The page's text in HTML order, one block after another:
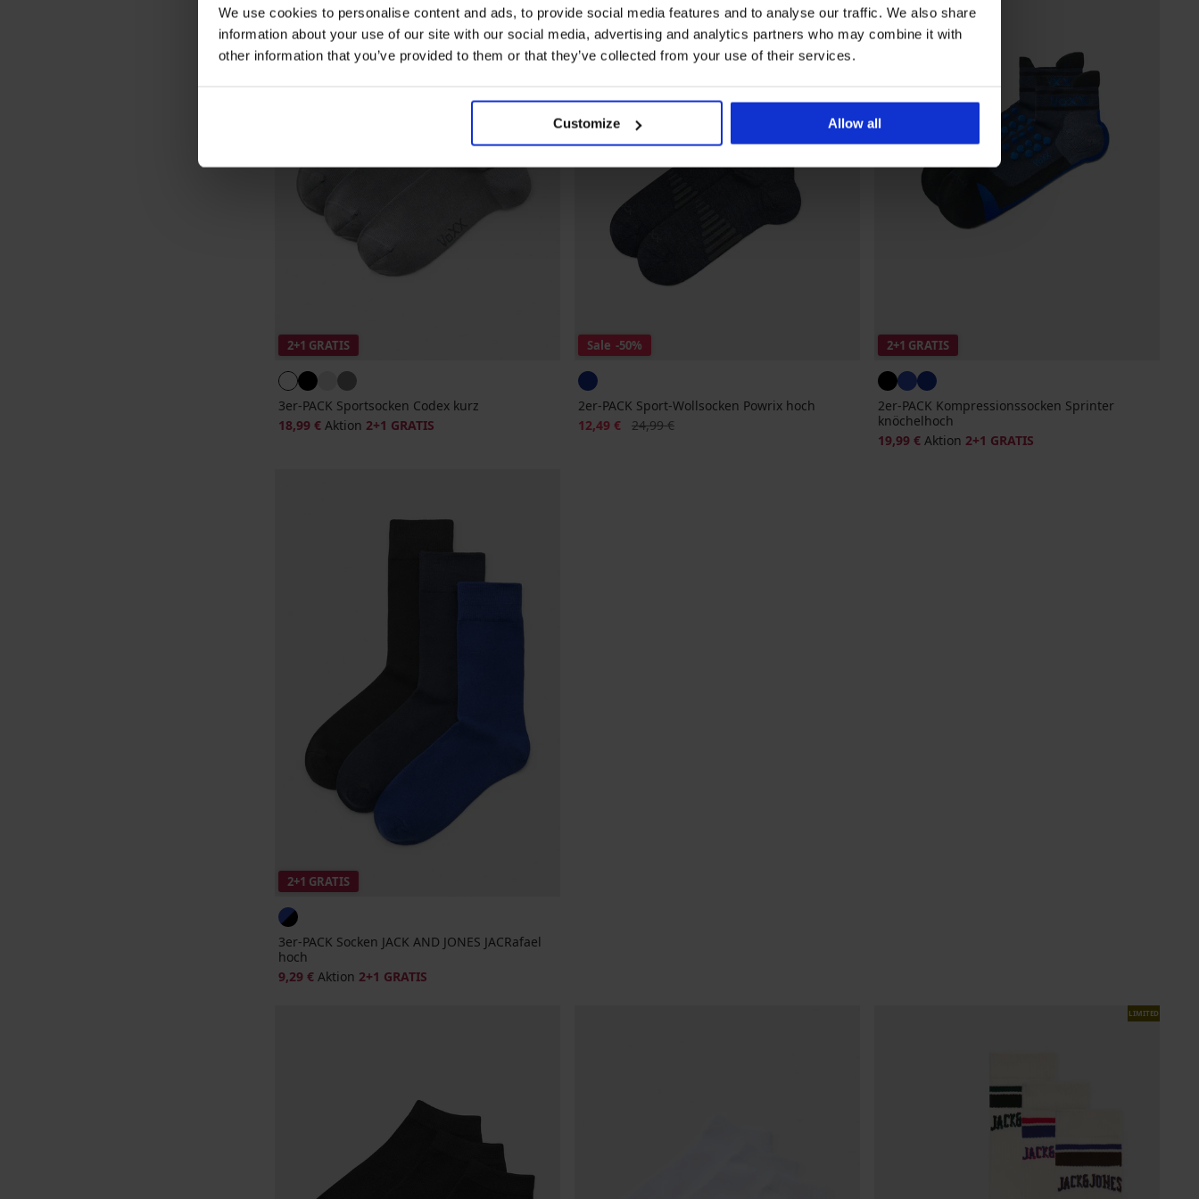
We use cookies to personalise content and ads, to provide social media features and to analyse our traffic. We also share
information about your use of our site with our social media, advertising and analytics partners who may combine it with
other information that you’ve provided to them or that they’ve collected from your use of their services.
Customize Allow all
2+1 GRATIS
3er-PACK Sportsocken Codex kurz
18,99 € Aktion 2+1 GRATIS
Sale -50%
2er-PACK Sport-Wollsocken Powrix hoch
Rabatt
12,49 € Alter Preis
24,99 €
2+1 GRATIS
2er-PACK Kompressionssocken Sprinter
knöchelhoch
19,99 € Aktion 2+1 GRATIS
2+1 GRATIS
3er-PACK Socken JACK AND JONES JACRafael
hoch
9,29 € Aktion 2+1 GRATIS
LIMITED